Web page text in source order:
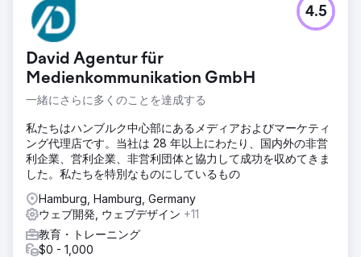
結果
510 個のキーワード ローカルエリアでオーガニック トラフィ
ックのランキングを獲得したキーワードが 510 個以上ありま
す。 88 件のリードが生成されました 過去 3 か月間に PPC
を使用して 88 件のリードが生成されました。 19.58 ポンド
の ROAS PPC は、19.58 ポンドの ROAS (広告費用対効果)
で CPA (顧客獲得単価) を生成します (過去 3 か月間の平均、
2024 年 11 月、12 月、1 月)。 27% の増加 SEO 戦略により
オーガニック トラフィックが 27% 増加します。
エージェンシーページに移動
David Agentur für
Medienkommunikation GmbH
一緒にさらに多くのことを達成する
4.5
私たちはハンブルク中心部にあるメディアおよびマーケティ
ング代理店です。当社は 28 年以上にわたり、国内外の非営
利企業、営利企業、非営利団体と協力して成功を収めてきま
した。私たちを特別なものにしているもの
Hamburg, Hamburg, Germany
ウェブ開発, ウェブデザイン +11
教育・トレーニング
$0 - 1,000